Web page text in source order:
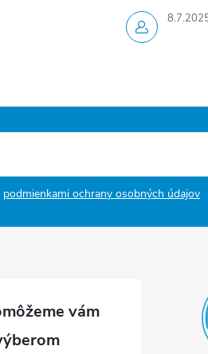
podmienkami ochrany osobných údajov